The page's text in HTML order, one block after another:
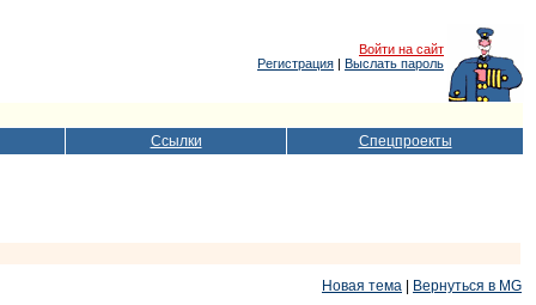
Войти на сайт
Регистрация | Выслать пароль
Ссылки Спецпроекты
Новая тема
Вернуться в MG